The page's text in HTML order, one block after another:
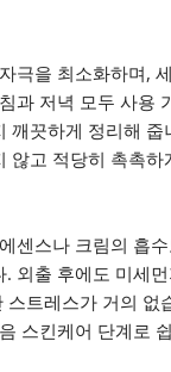
극을 최소화하며,
과 저녁 모두 사용
깨끗하게 정리해
않고 적당히 촉촉하
센스나 크림의 흡
외출 후에도 미세
스트레스가 거의 없
스킨케어 단계로